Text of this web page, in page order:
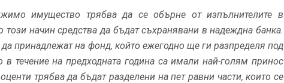
имущество трябва да се обърне от изпълнителите в
този начин средства да бъдат съхранявани в надеждна банка.
принадлежат на фонд, който ежегодно ще ги разпределя под
в течение на предходната година са имали най-голям принос
трябва да бъдат разделени на пет равни части, които се